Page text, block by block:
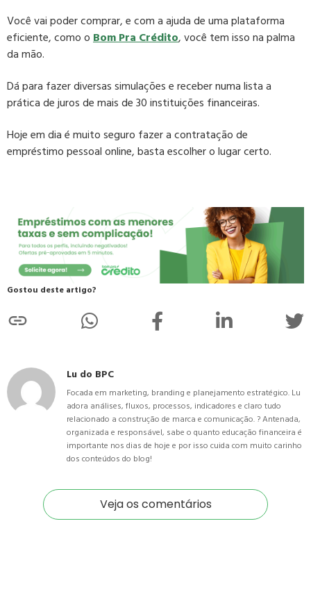
Você vai poder comprar, e com a ajuda de uma plataforma
eficiente, como oBom Pra Crédito, você tem isso na palma
da mão.
Dá para fazer diversas simulações e receber numa lista a
prática de juros de mais de 30 instituições financeiras.
Hoje em dia é muito seguro fazer a contratação de
empréstimo pessoal online, basta escolher o lugar certo.
Gostou deste artigo?
Lu do BPC
Focada em marketing, branding e planejamento estratégico. Lu
adora análises, fluxos, processos, indicadores e claro tudo
relacionado a construção de marca e comunicação. ? Antenada,
organizada e responsável, sabe o quanto educação financeira é
importante nos dias de hoje e por isso cuida com muito carinho
dos conteúdos do blog!
Veja os comentários